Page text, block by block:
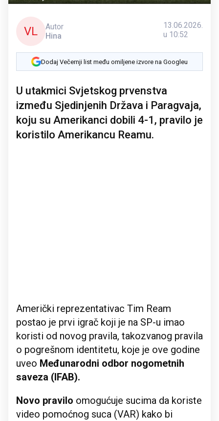
VL
Autor
Hina
13.06.2026.
u 10:52
Dodaj Večernji list među omiljene izvore na Googleu
U utakmici Svjetskog prvenstva
između Sjedinjenih Država i Paragvaja,
koju su Amerikanci dobili 4-1, pravilo je
koristilo Amerikancu Reamu.
Američki reprezentativac Tim Ream
postao je prvi igrač koji je na SP-u imao
koristi od novog pravila, takozvanog pravila
o pogrešnom identitetu, koje je ove godine
uveo Međunarodni odbor nogometnih
saveza (IFAB).
Novo pravilo omogućuje sucima da koriste
video pomoćnog suca (VAR) kako bi